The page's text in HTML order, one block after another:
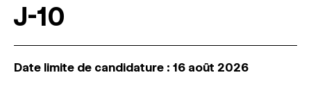
J-10
Date limite de candidature : 16 août 2026